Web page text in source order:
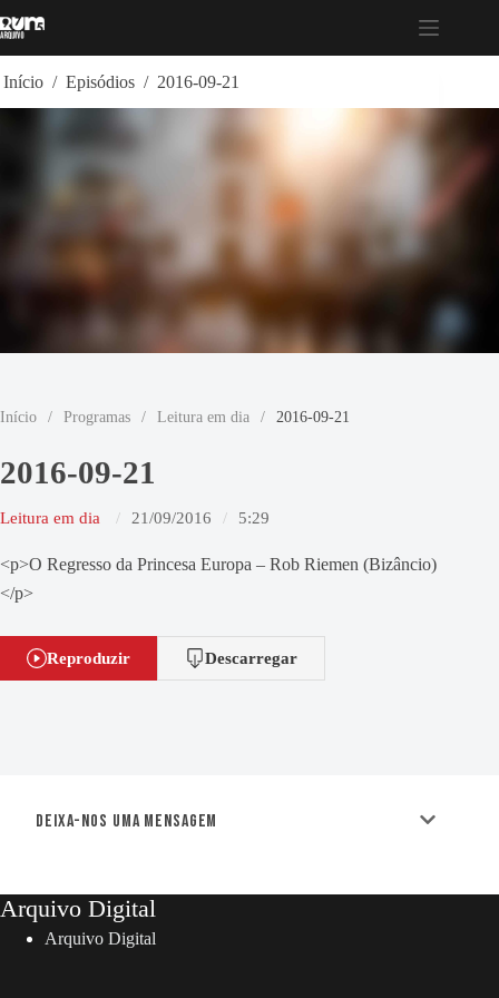
para
Início / Episódios / 2016-09-21
Início / Programas / Leitura em dia / 2016-09-21
2016-09-21
Leitura em dia 21/09/2016 5:29
<p>O Regresso da Princesa Europa – Rob Riemen (Bizâncio)
</p>
Reproduzir Descarregar
Deixa-nos uma mensagem
Arquivo Digital
Arquivo Digital